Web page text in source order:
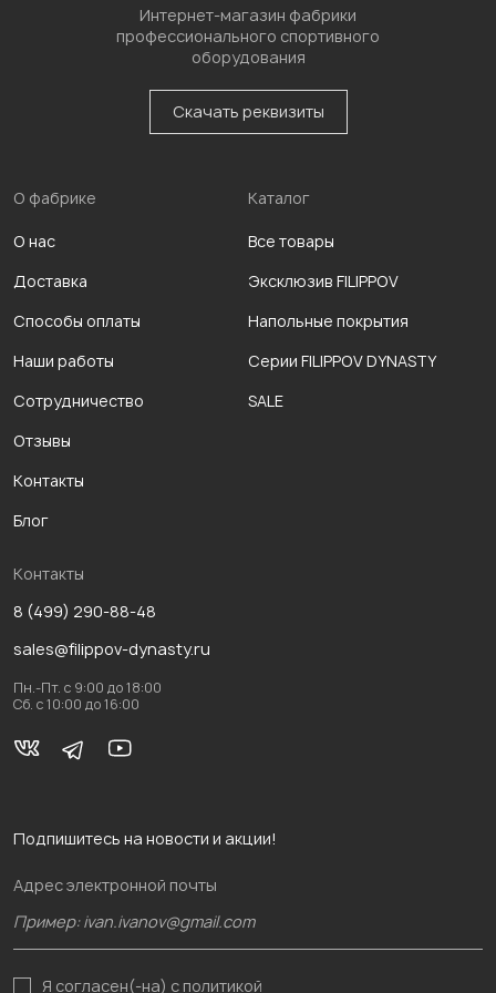
Интернет-магазин фабрики
профессионального спортивного
оборудования
Скачать реквизиты
О фабрике
О нас
Доставка
Способы оплаты
Наши работы
Сотрудничество
Отзывы
Контакты
Блог
Каталог
Все товары
Эксклюзив FILIPPOV
Напольные покрытия
Серии FILIPPOV DYNASTY
SALE
Контакты
8 (499) 290-88-48
sales@filippov-dynasty.ru
Пн.-Пт. с 9:00 до 18:00
Сб. с 10:00 до 16:00
Подпишитесь на новости и акции!
Адрес электронной почты
Я согласен(-на) с политикой